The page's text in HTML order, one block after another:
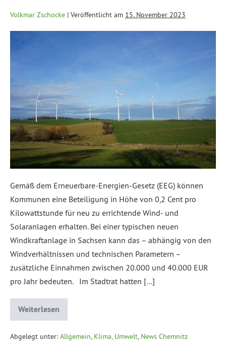
Volkmar Zschocke | Veröffentlicht am 15. November 2023
Gemäß dem Erneuerbare-Energien-Gesetz (EEG) können
Kommunen eine Beteiligung in Höhe von 0,2 Cent pro
Kilowattstunde für neu zu errichtende Wind- und
Solaranlagen erhalten. Bei einer typischen neuen
Windkraftanlage in Sachsen kann das – abhängig von den
Windverhältnissen und technischen Parametern –
zusätzliche Einnahmen zwischen 20.000 und 40.000 EUR
pro Jahr bedeuten. Im Stadtrat hatten […]
Weiterlesen
Abgelegt unter: Allgemein, Klima, Umwelt, News Chemnitz